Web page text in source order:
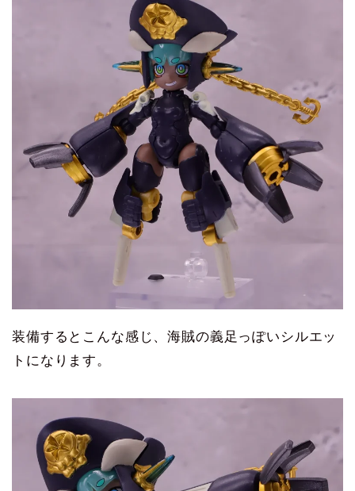
装備するとこんな感じ、海賊の義足っぽいシルエッ
トになります。